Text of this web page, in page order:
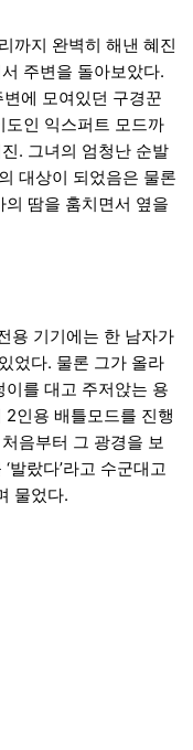
까지 완벽히 해낸 혜진
주변을 돌아보았다.
변에 모여있던 구경꾼
도인 익스퍼트 모드까
. 그녀의 엄청난 순발
대상이 되었음은 물론
땀을 훔치면서 옆을
용 기기에는 한 남자가
었다. 물론 그가 올라
를 대고 주저앉는 용
인용 배틀모드를 진행
음부터 그 광경을 보
발랐다’라고 수군대고
물었다.